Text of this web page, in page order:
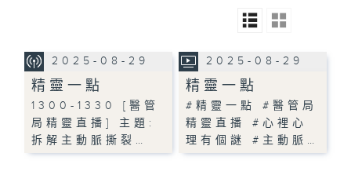
2025-08-29
精靈一點
1300-1330 [醫管
局精靈直播] 主題:
拆解主動脈撕裂…
2025-08-29
精靈一點
#精靈一點 #醫管局
精靈直播 #心裡心
理有個謎 #主動脈…